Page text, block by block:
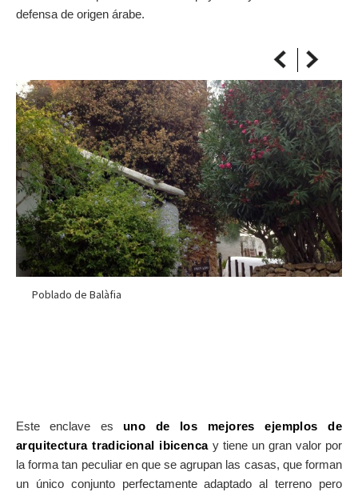
defensa de origen árabe.
Poblado de Balàfia
Este enclave es uno de los mejores ejemplos de
arquitectura tradicional ibicencay tiene un gran valor por
la forma tan peculiar en que se agrupan las casas, que forman
un único conjunto perfectamente adaptado al terreno pero